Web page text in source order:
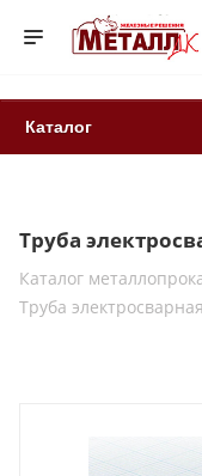
Каталог
Труба
Каталог
Труба электросварная